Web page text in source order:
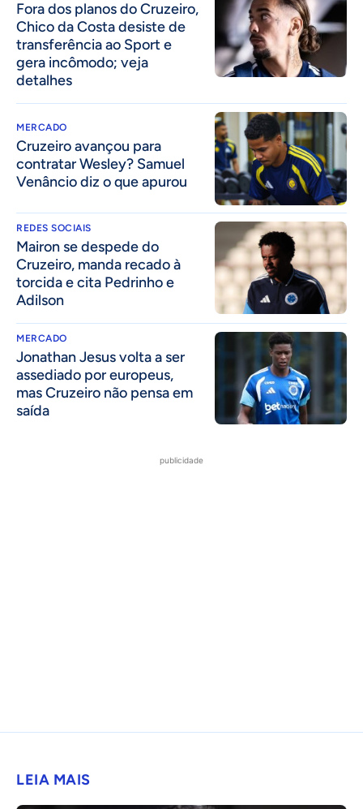
Fora dos planos do Cruzeiro,
Chico da Costa desiste de
transferência ao Sport e
gera incômodo; veja
detalhes
MERCADO
Cruzeiro avançou para
contratar Wesley? Samuel
Venâncio diz o que apurou
REDES SOCIAIS
Mairon se despede do
Cruzeiro, manda recado à
torcida e cita Pedrinho e
Adilson
MERCADO
Jonathan Jesus volta a ser
assediado por europeus,
mas Cruzeiro não pensa em
saída
publicidade
LEIA MAIS